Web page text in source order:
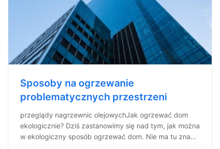
Sposoby na ogrzewanie
problematycznych przestrzeni
przeglądy nagrzewnic olejowychJak ogrzewać dom
ekologicznie? Dziś zastanowimy się nad tym, jak można
w ekologiczny sposób ogrzewać dom. Nie ma tu zna...